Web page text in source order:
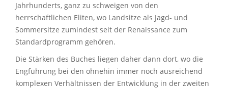
Jahrhunderts, ganz zu schweigen von den
herrschaftlichen Eliten, wo Landsitze als Jagd- und
Sommersitze zumindest seit der Renaissance zum
Standardprogramm gehören.
Die Stärken des Buches liegen daher dann dort, wo die
Engführung bei den ohnehin immer noch ausreichend
komplexen Verhältnissen der Entwicklung in der zweiten